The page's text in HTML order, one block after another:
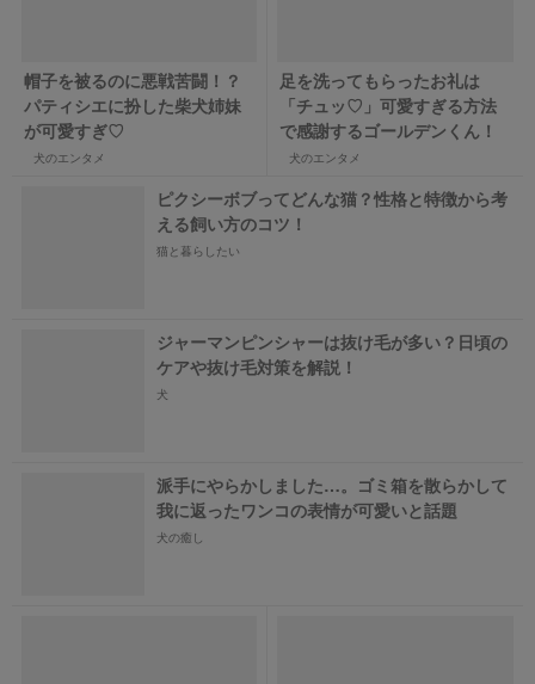
帽子を被るのに悪戦苦闘！？
パティシエに扮した柴犬姉妹
が可愛すぎ♡
犬のエンタメ
足を洗ってもらったお礼は
「チュッ♡」可愛すぎる方法
で感謝するゴールデンくん！
犬のエンタメ
ピクシーボブってどんな猫？性格と特徴から考
える飼い方のコツ！
猫と暮らしたい
ジャーマンピンシャーは抜け毛が多い？日頃の
ケアや抜け毛対策を解説！
犬
派手にやらかしました…。ゴミ箱を散らかして
我に返ったワンコの表情が可愛いと話題
犬の癒し